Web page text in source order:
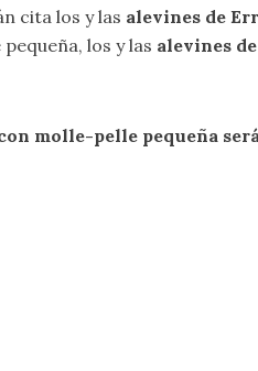
cita los y las alevines de
los y las alevines
molle-pelle pequeña